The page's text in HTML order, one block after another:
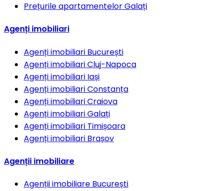
Prețurile apartamentelorGalați
Agenți imobiliari
Agenți imobiliari București
Agenți imobiliariCluj-Napoca
Agenți imobiliari Iași
Agenți imobiliariConstanța
Agenți imobiliariCraiova
Agenți imobiliariGalați
Agenți imobiliari Timișoara
Agenți imobiliari Brașov
Agenții imobiliare
Agenții imobiliare București